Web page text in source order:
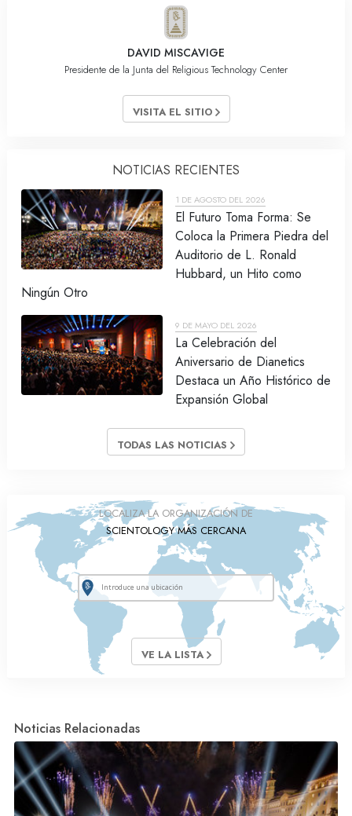
DAVID MISCAVIGE
Presidente de la Junta del Religious Technology Center
VISITA EL SITIO
NOTICIAS RECIENTES
1 DE AGOSTO DEL 2026
El Futuro Toma Forma: Se
Coloca la Primera Piedra del
Auditorio de L. Ronald
Hubbard, un Hito como
Ningún Otro
9 DE MAYO DEL 2026
La Celebración del
Aniversario de Dianetics
Destaca un Año Histórico de
Expansión Global
TODAS LAS NOTICIAS
LOCALIZA LA ORGANIZACIÓN DE
SCIENTOLOGY MÁS CERCANA
VE LA LISTA
Noticias Relacionadas